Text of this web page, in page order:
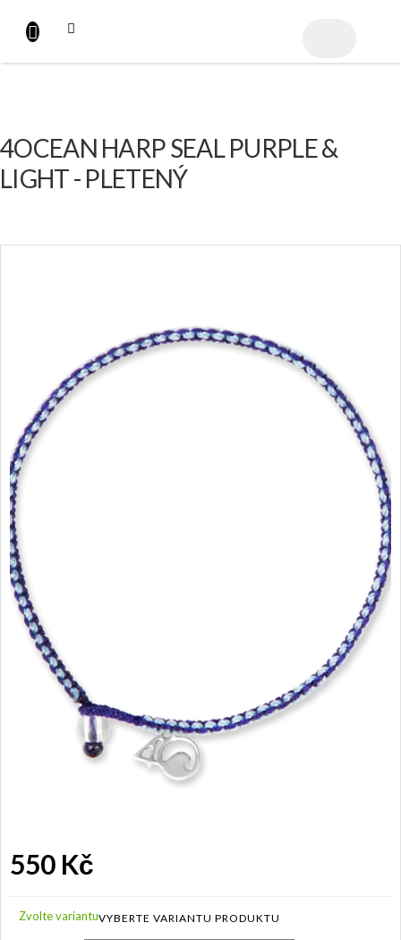
obsah
4OCEAN HARP SEAL PURPLE &
LIGHT - PLETENÝ
550 Kč
cena:
Zvolte variantu